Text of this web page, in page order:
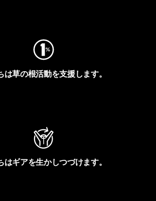
は草の根活動を支援します。
はギアを生かしつづけます。